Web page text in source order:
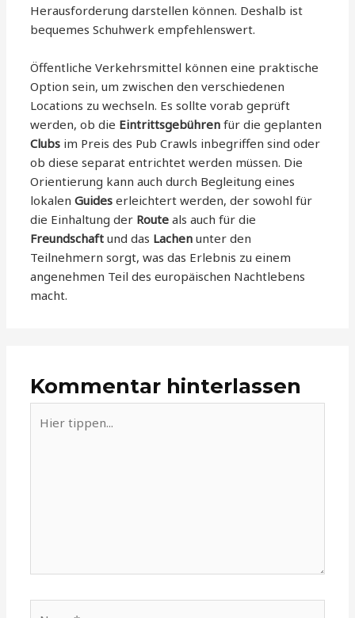
Herausforderung darstellen können. Deshalb ist
bequemes Schuhwerk empfehlenswert.
Öffentliche Verkehrsmittel können eine praktische
Option sein, um zwischen den verschiedenen
Locations zu wechseln. Es sollte vorab geprüft
werden, ob die Eintrittsgebühren für die geplanten
Clubs im Preis des Pub Crawls inbegriffen sind oder
ob diese separat entrichtet werden müssen. Die
Orientierung kann auch durch Begleitung eines
lokalenGuides erleichtert werden, der sowohl für
die Einhaltung der Route als auch für die
Freundschaft und das Lachen unter den
Teilnehmern sorgt, was das Erlebnis zu einem
angenehmen Teil des europäischen Nachtlebens
macht.
Kommentar hinterlassen
tippen...